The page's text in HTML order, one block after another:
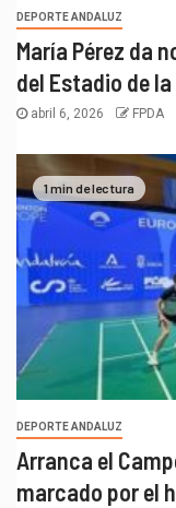
DEPORTE ANDALUZ
María Pérez da
del Estadio de
abril 6, 2026 FPDA
1 min de lectura
DEPORTE ANDALUZ
Arranca el
marcado por el